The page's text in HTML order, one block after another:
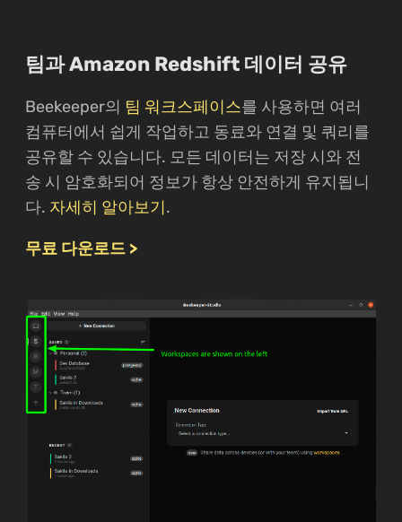
팀과 Amazon Redshift 데이터 공유
Beekeeper의 팀 워크스페이스를 사용하면 여러
컴퓨터에서 쉽게 작업하고 동료와 연결 및 쿼리를
공유할 수 있습니다. 모든 데이터는 저장 시와 전
송 시 암호화되어 정보가 항상 안전하게 유지됩니
다. 자세히 알아보기.
무료 다운로드 >